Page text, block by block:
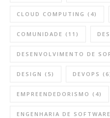
CLOUD COMPUTING (4)
COMUNIDADE (11)
DESENVOLVIMENTO DE
DESIGN (5) DEVOPS
EMPREENDEDORISMO (4)
ENGENHARIA DE SOFTWARE